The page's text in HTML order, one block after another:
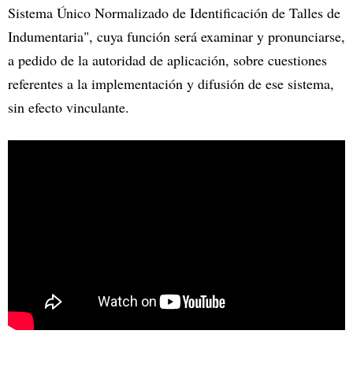
Sistema Único Normalizado de Identificación de Talles de
Indumentaria", cuya función será examinar y pronunciarse,
a pedido de la autoridad de aplicación, sobre cuestiones
referentes a la implementación y difusión de ese sistema,
sin efecto vinculante.